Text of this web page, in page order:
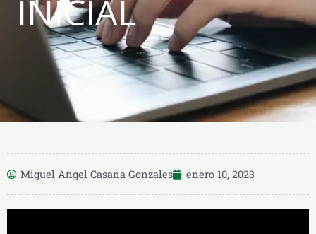
INICIAL
Miguel Angel Casana Gonzales enero 10, 2023